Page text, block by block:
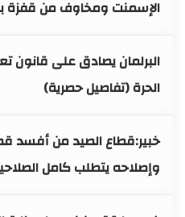
الإسمنت ومخاوف من قفزة
البرلمان يصادق على قانون
الحرة (تفاصيل حصرية)
خبير:قطاع الصيد من أفسد
وإصلاحه يتطلب كامل